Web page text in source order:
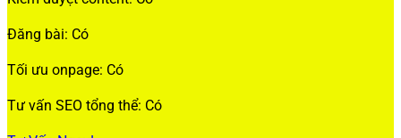
Đăng bài: Có
Tối ưu onpage: Có
Tư vấn SEO tổng thể: Có